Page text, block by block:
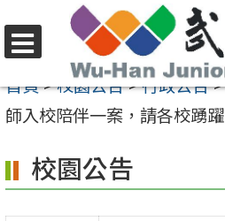
至
要
容
區
選
單
首頁>校園公告>行政公告
師入校陪伴一案，請各校踴
校園公告